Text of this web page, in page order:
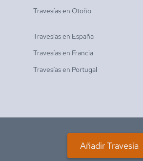
Travesías en Otoño
Travesías en España
Travesías en Francia
Travesías en Portugal
Añadir Travesía